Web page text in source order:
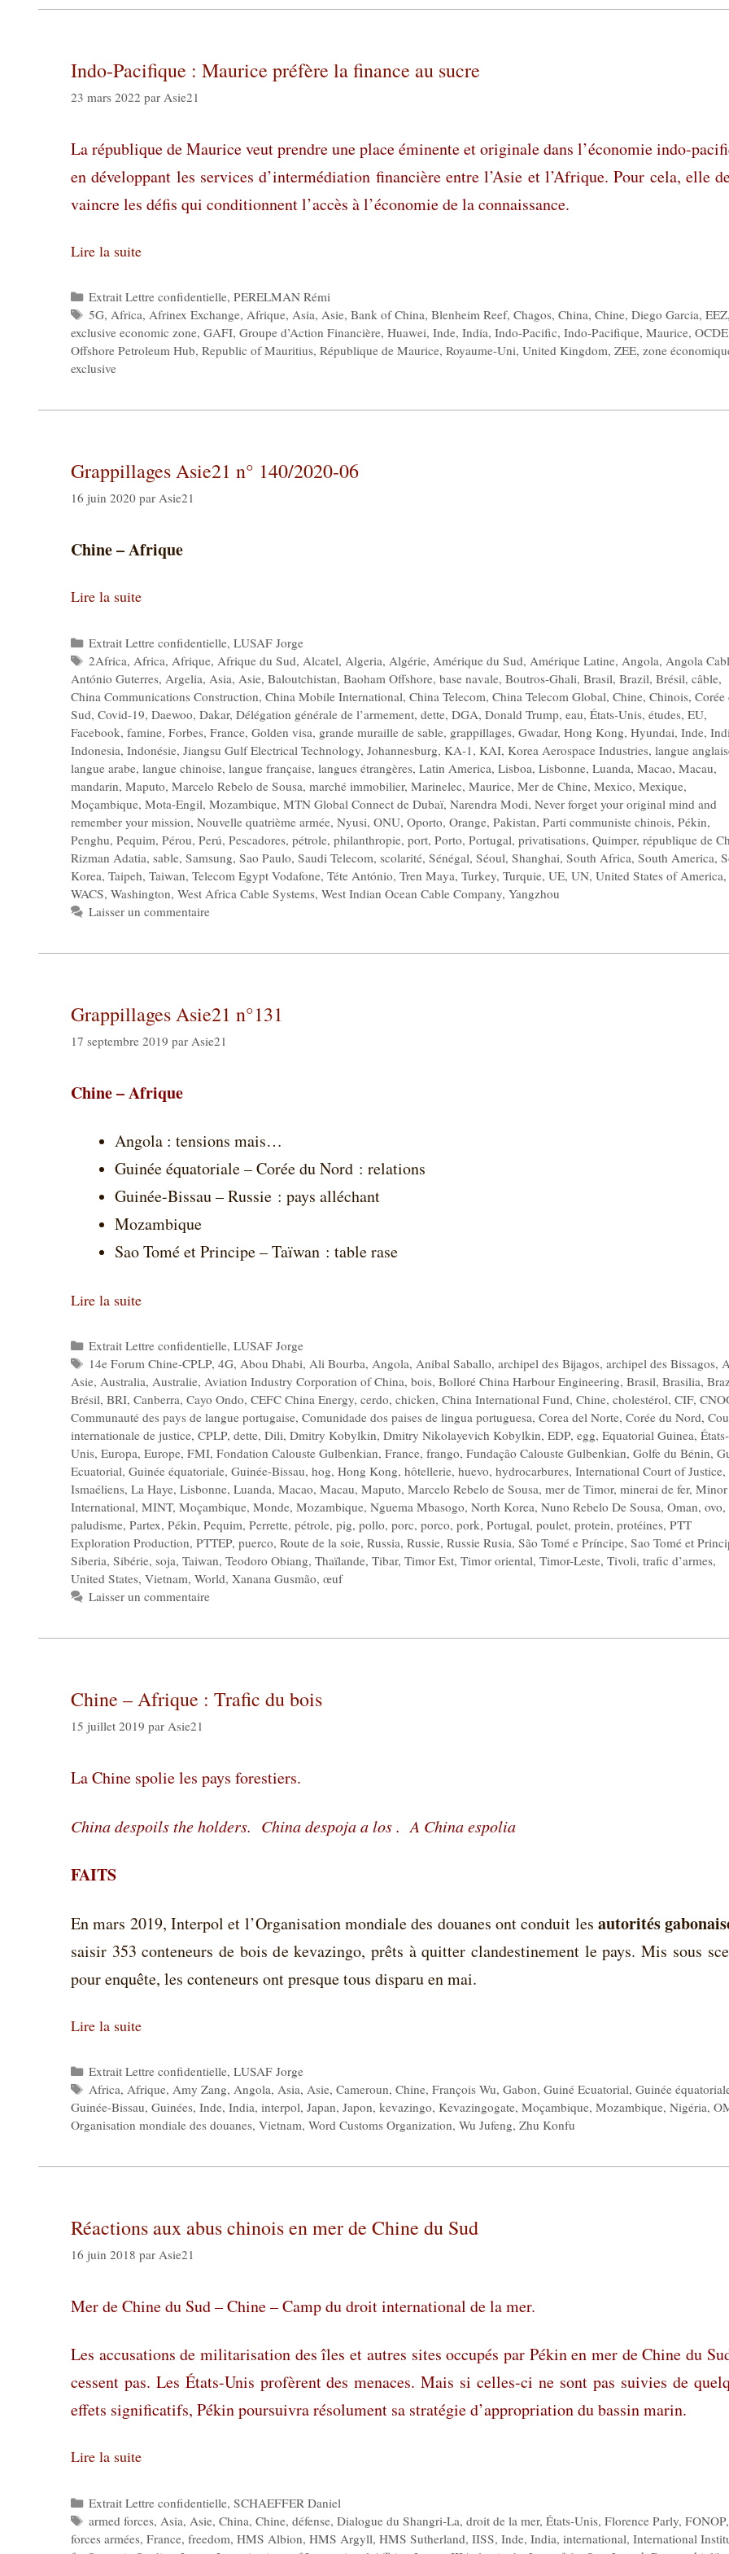
Indo-Pacifique : Maurice préfère la finance au sucre
23 mars 2022 par Asie21
La république de Maurice veut prendre une place éminente et originale dans l’économie indo-
en développant les services d’intermédiation financière entre l’Asie et l’Afrique. Pour cela, elle
vaincre les défis qui conditionnent l’accès à l’économie de la connaissance.
Lire la suite
Catégories
Extrait Lettre confidentielle,PERELMAN Rémi
Étiquettes
5G,Africa,Afrinex Exchange,Afrique,Asia,Asie,Bank of China,Blenheim Reef,Chagos,China,Chine,Diego Garcia,EEZ
exclusive economic zone, GAFI, Groupe d’Action Financière, Huawei, Inde, India, Indo-Pacific, Indo-Pacifique, Maurice, OCDE
Offshore Petroleum Hub, Republic of Mauritius, République de Maurice, Royaume-Uni, United Kingdom, ZEE, zone
exclusive
Grappillages Asie21 n° 140/2020-06
16 juin 2020 par Asie21
Chine – Afrique
Lire la suite
Catégories
Extrait Lettre confidentielle,LUSAF Jorge
Étiquettes
2Africa, Africa, Afrique, Afrique du Sud, Alcatel, Algeria, Algérie, Amérique du Sud, Amérique Latine, Angola, Angola
António Guterres, Argelia, Asia, Asie, Baloutchistan, Baoham Offshore, base navale, Boutros-Ghali, Brasil, Brazil, Brésil, câble,
China Communications Construction, China Mobile International, China Telecom, China Telecom Global, Chine, Chinois, Corée
Sud, Covid-19, Daewoo, Dakar, Délégation générale de l’armement, dette, DGA, Donald Trump, eau, États-Unis, études, EU,
Facebook, famine, Forbes, France, Golden visa, grande muraille de sable, grappillages, Gwadar, Hong Kong, Hyundai, Inde,
Indonesia, Indonésie, Jiangsu Gulf Electrical Technology, Johannesburg, KA-1 , KAI, Korea Aerospace Industries, langue
langue arabe, langue chinoise, langue française, langues étrangères, Latin America, Lisboa, Lisbonne, Luanda, Macao, Macau,
mandarin, Maputo, Marcelo Rebelo de Sousa, marché immobilier, Marinelec, Maurice, Mer de Chine, Mexico, Mexique,
Moçambique, Mota-Engil, Mozambique, MTN Global Connect de Dubaï, Narendra Modi, Never forget your original mind and
remember your mission, Nouvelle quatrième armée, Nyusi, ONU, Oporto, Orange, Pakistan, Parti communiste chinois, Pékin,
Penghu, Pequim, Pérou, Perú, Pescadores, pétrole, philanthropie, port, Porto, Portugal, privatisations, Quimper, république de
Rizman Adatia, sable, Samsung, Sao Paulo, Saudi Telecom, scolarité, Sénégal, Séoul, Shanghai, South Africa, South America,
Korea, Taipeh, Taiwan, Telecom Egypt Vodafone, Téte António, Tren Maya, Turkey, Turquie, UE, UN, United States of America,
WACS, Washington, West Africa Cable Systems, West Indian Ocean Cable Company, Yangzhou
Laisser un commentaire
Grappillages Asie21 n°131
17 septembre 2019 par Asie21
Chine – Afrique
Angola : tensions mais…
Guinée équatoriale – Corée du Nord : relations
Guinée-Bissau – Russie : pays alléchant
Mozambique
Sao Tomé et Principe – Taïwan : table rase
Lire la suite
Catégories
Extrait Lettre confidentielle,LUSAF Jorge
Étiquettes
14e Forum Chine-CPLP,4G,Abou Dhabi,Ali Bourba,Angola,Anibal Saballo,archipel des Bijagos,archipel des Bissagos,
Asie, Australia, Australie, Aviation Industry Corporation of China, bois, Bolloré China Harbour Engineering, Brasil, Brasilia,
Brésil, BRI, Canberra, Cayo Ondo, CEFC China Energy, cerdo, chicken, China International Fund, Chine, cholestérol, CIF,
Communauté des pays de langue portugaise, Comunidade dos paises de lingua portuguesa, Corea del Norte, Corée du Nord,
internationale de justice, CPLP, dette, Dili, Dmitry Kobylkin, Dmitry Nikolayevich Kobylkin, EDP, egg, Equatorial Guinea, États-
Unis, Europa, Europe, FMI, Fondation Calouste Gulbenkian, France, frango, Fundação Calouste Gulbenkian, Golfe du Bénin,
Ecuatorial, Guinée équatoriale, Guinée-Bissau, hog, Hong Kong, hôtellerie, huevo, hydrocarbures, International Court of Justice,
Ismaéliens, La Haye, Lisbonne, Luanda, Macao, Macau, Maputo, Marcelo Rebelo de Sousa, mer de Timor, minerai de fer, Minor
International, MINT, Moçambique, Monde, Mozambique, Nguema Mbasogo, North Korea, Nuno Rebelo De Sousa, Oman, ovo,
paludisme, Partex, Pékin, Pequim, Perrette, pétrole, pig, pollo, porc, porco, pork, Portugal, poulet, protein, protéines, PTT
Exploration Production, PTTEP, puerco, Route de la soie, Russia, Russie, Russie Rusia, São Tomé e Príncipe, Sao Tomé et
Siberia, Sibérie, soja, Taiwan, Teodoro Obiang, Thaïlande, Tibar, Timor Est, Timor oriental, Timor-Leste, Tivoli, trafic d’armes,
United States, Vietnam, World, Xanana Gusmão, œuf
Laisser un commentaire
Chine – Afrique : Trafic du bois
15 juillet 2019 par Asie21
La Chine spolie les pays forestiers.
China despoils the holders. China despoja a los . A China espolia
FAITS
En mars 2019, Interpol et l’Organisation mondiale des douanes ont conduit les autorités
saisir 353 conteneurs de bois de kevazingo, prêts à quitter clandestinement le pays. Mis sous
pour enquête, les conteneurs ont presque tous disparu en mai.
Lire la suite
Catégories
Extrait Lettre confidentielle,LUSAF Jorge
Étiquettes
Africa,Afrique,Amy Zang,Angola,Asia,Asie,Cameroun,Chine,François Wu,Gabon,Guiné Ecuatorial,Guinée
Guinée-Bissau, Guinées, Inde, India, interpol, Japan, Japon, kevazingo, Kevazingogate, Moçambique, Mozambique, Nigéria,
Organisation mondiale des douanes, Vietnam, Word Customs Organization, Wu Jufeng, Zhu Konfu
Réactions aux abus chinois en mer de Chine du Sud
16 juin 2018 par Asie21
Mer de Chine du Sud – Chine – Camp du droit international de la mer.
Les accusations de militarisation des îles et autres sites occupés par Pékin en mer de Chine du
cessent pas. Les États-Unis profèrent des menaces. Mais si celles-ci ne sont pas suivies de
effets significatifs, Pékin poursuivra résolument sa stratégie d’appropriation du bassin marin.
Lire la suite
Catégories
Extrait Lettre confidentielle,SCHAEFFER Daniel
Étiquettes
armed forces, Asia, Asie,China,Chine,défense,Dialogue du Shangri-La,droit de la mer,États-Unis,Florence Parly,FONOP,
forces armées, France, freedom, HMS Albion, HMS Argyll, HMS Sutherland, IISS, Inde, India, international, International